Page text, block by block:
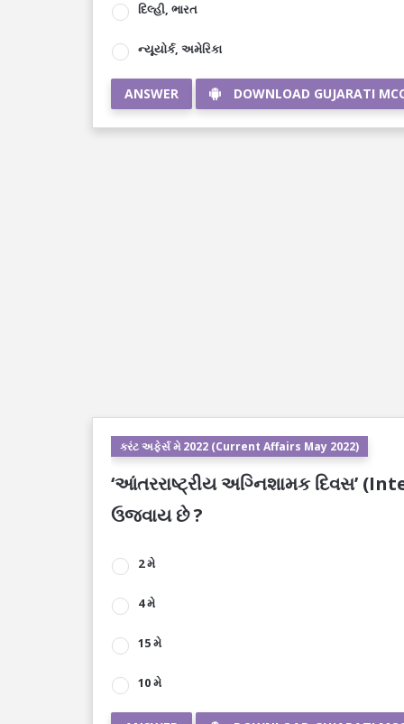
દિલ્હી, ભારત
ન્યૂયોર્ક, અમેરિકા
ANSWER DOWNLOAD GUJARATI
કરંટ અફેર્સ મે 2022 (Current Affairs May 2022)
‘આંતરરાષ્ટ્રીય અગ્નિશામક દિવસ’
ઉજવાય છે ?
2 મે
4 મે
15 મે
10 મે